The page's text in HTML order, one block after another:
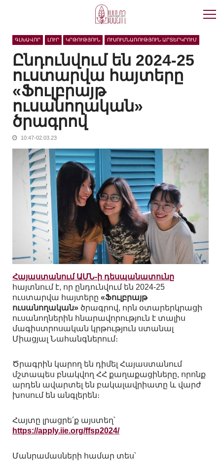
ԳԼԽԱՎՈՐ ԼՈՒՐ ԿՐԹՈՒԹՅՈՒՆ ՈՒՍՈՒՄՆԱՌՈՒԹՅՈՒՆ ԱՐՏԵՐԿՐՈՒՄ
Ընդունվում են 2024-25
ուստարվա հայտերը
«Ֆուլբրայթ
ուսանողական»
ծրագրով
10:47-02.03.23
Հայաստանում ԱՄՆ-ի դեսպանատունը
հայտնում է, որ ընդունվում են 2024-25
ուստարվա հայտերը «Ֆուլբրայթ
ուսանողական» ծրագրով, որն օտարերկրացի
ուսանողներին հնարավորություն է տալիս
մագիստրոսական կրթություն ստանալ
Միացյալ Նահանգներում։
Ծրագրին կարող են դիմել Հայաստանում
մշտապես բնակվող ՀՀ քաղաքացիները, որոնք
արդեն ավարտել են բակալավրիատը և վարժ
խոսում են անգլերեն։
Հայտը լրացրե՛ք այստեղ՝
https://apply.iie.org/ffsp2024/
Մանրամասների համար տես՝